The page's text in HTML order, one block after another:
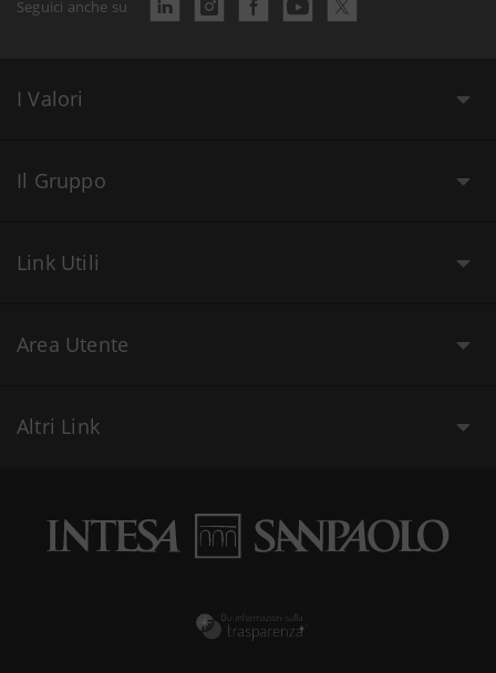
Seguici anche su
I Valori
Il Gruppo
Link Utili
Area Utente
Altri Link